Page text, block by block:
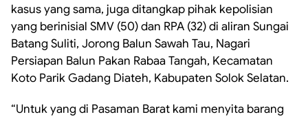
kasus yang sama, juga ditangkap pihak kepolisian
yang berinisial SMV (50) dan RPA (32) di aliran Sungai
Batang Suliti, Jorong Balun Sawah Tau, Nagari
Persiapan Balun Pakan Rabaa Tangah, Kecamatan
Koto Parik Gadang Diateh, Kabupaten Solok Selatan.
“Untuk yang di Pasaman Barat kami menyita barang